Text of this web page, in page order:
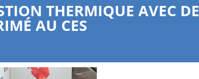
THERMIQUE AVEC DE
AU CES